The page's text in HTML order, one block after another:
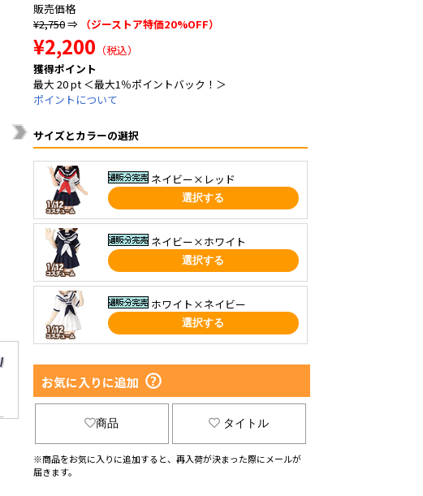
販売価格
¥2,750⇒ （ジーストア特価20%OFF）
¥2,200 （税込）
獲得ポイント
最大 20 pt ＜最大1％ポイントバック！＞
ポイントについて
サイズとカラーの選択
ネイビー×レッド
選択する
ネイビー×ホワイト
選択する
ホワイト×ネイビー
選択する
お気に入りに追加
商品 タイトル
※商品をお気に入りに追加すると、再入荷が決まった際にメールが
届きます。